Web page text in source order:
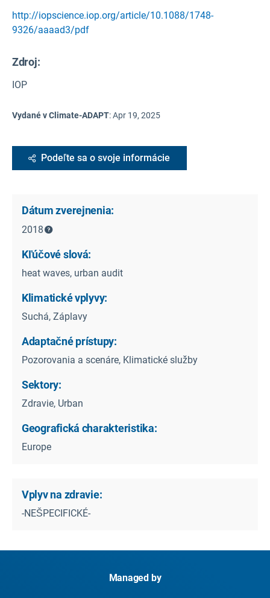
http://iopscience.iop.org/article/10.1088/1748-
9326/aaaad3/pdf
Zdroj:
IOP
Vydané v Climate-ADAPT:Apr 19, 2025
Podeľte sa o svoje informácie
Dátum zverejnenia:
2018
Kľúčové slová:
heat waves, urban audit
Klimatické vplyvy:
Suchá, Záplavy
Adaptačné prístupy:
Pozorovania a scenáre, Klimatické služby
Sektory:
Zdravie, Urban
Geografická charakteristika:
Europe
Vplyv na zdravie:
-NEŠPECIFICKÉ-
Managed by